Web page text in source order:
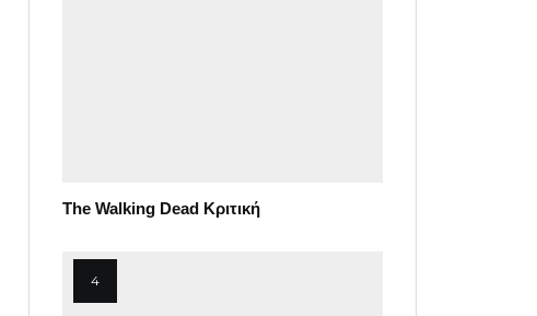
The Walking Dead Κριτική